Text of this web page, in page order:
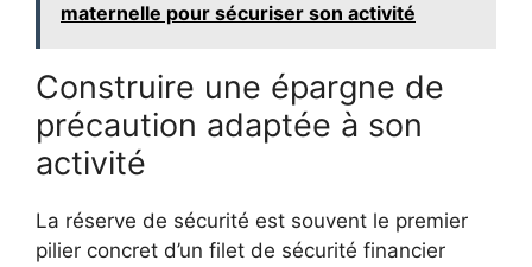
maternelle pour sécuriser son activité
Construire une épargne de
précaution adaptée à son
activité
La réserve de sécurité est souvent le premier
pilier concret d’un filet de sécurité financier